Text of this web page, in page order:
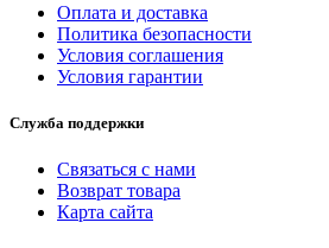
Оплата и доставка
Политика безопасности
Условия соглашения
Условия гарантии
Служба поддержки
Связаться с нами
Возврат товара
Карта сайта